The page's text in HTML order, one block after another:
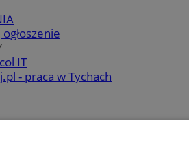
IT
- praca w Tychach